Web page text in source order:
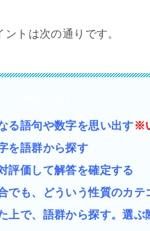
トは次の通りです。
る語句や数字を思い出す※
を語群から探す
評価して解答を確定する
でも、どういう性質のカテ
上で、語群から探す。選ぶ